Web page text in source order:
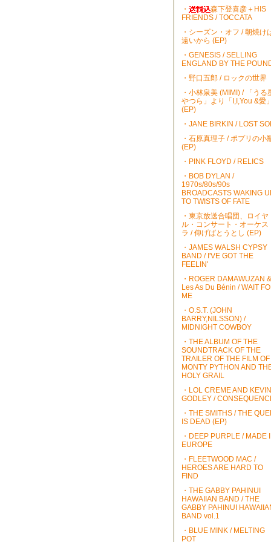
・
森下登喜彦＋HIS
FRIENDS / TOCCATA
・シーズン・オフ / 朝焼け
遠いから (EP)
・GENESIS / SELLING
ENGLAND BY THE
・野口五郎 / ロックの世界
・小林泉美 (MIMI) / 「うる
やつら」より「I,I,You &愛」
(EP)
・JANE BIRKIN / LOST
・石原真理子 / ポプリの小
(EP)
・PINK FLOYD / RELICS
・BOB DYLAN /
1970s/80s/90s
BROADCASTS WAKING
TO TWISTS OF FATE
・東京放送合唱団、ロイヤ
ル・コンサート・オーケス
ラ / 仰げばとうとし (EP)
・JAMES WALSH CYPSY
BAND / I'VE GOT THE
FEELIN'
・ROGER DAMAWUZAN &
Les As Du Bénin / WAIT
ME
・O.S.T. (JOHN
BARRY,NILSSON) /
MIDNIGHT COWBOY
・THE ALBUM OF THE
SOUNDTRACK OF THE
TRAILER OF THE FILM OF
MONTY PYTHON AND
HOLY GRAIL
・LOL CREME AND KEVIN
GODLEY /
・THE SMITHS / THE
IS DEAD (EP)
・DEEP PURPLE / MADE
EUROPE
・FLEETWOOD MAC /
HEROES ARE HARD TO
FIND
・THE GABBY PAHINUI
HAWAIIAN BAND / THE
GABBY PAHINUI
BAND vol.1
・BLUE MINK / MELTING
POT